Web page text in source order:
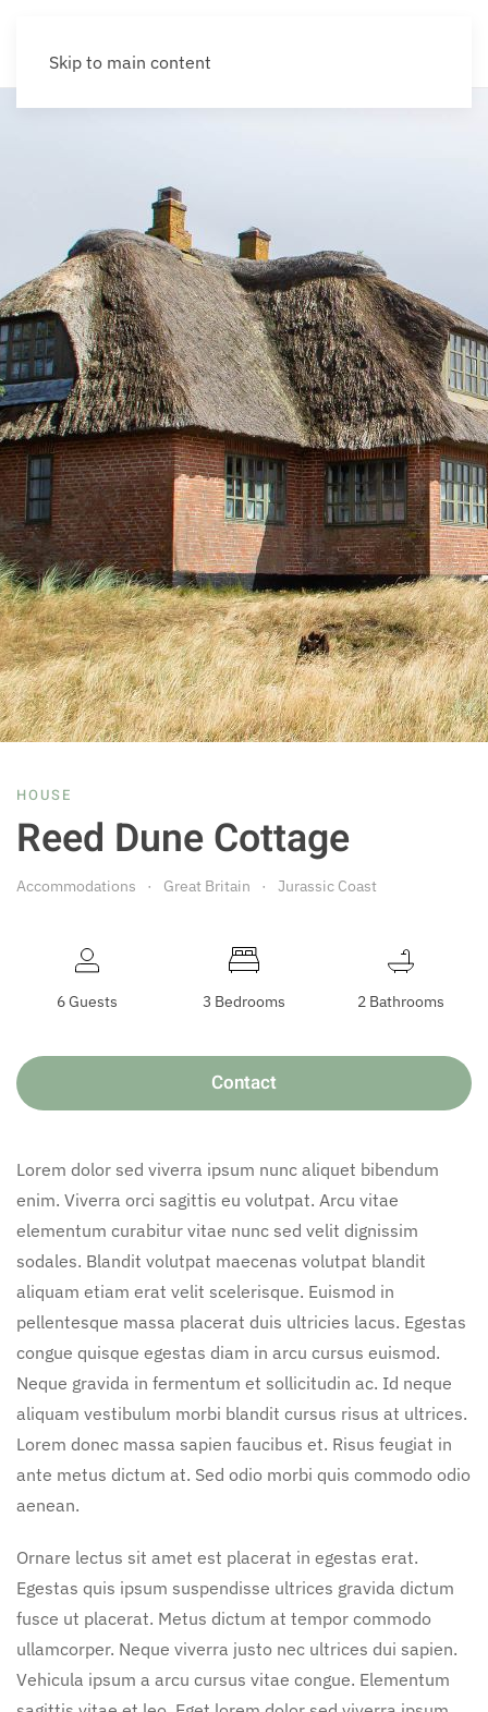
Skip to main content
HOUSE
Reed Dune Cottage
Accommodations Great Britain Jurassic Coast
6 Guests 3 Bedrooms 2 Bathrooms
Contact
Lorem dolor sed viverra ipsum nunc aliquet bibendum
enim. Viverra orci sagittis eu volutpat. Arcu vitae
elementum curabitur vitae nunc sed velit dignissim
sodales. Blandit volutpat maecenas volutpat blandit
aliquam etiam erat velit scelerisque. Euismod in
pellentesque massa placerat duis ultricies lacus. Egestas
congue quisque egestas diam in arcu cursus euismod.
Neque gravida in fermentum et sollicitudin ac. Id neque
aliquam vestibulum morbi blandit cursus risus at ultrices.
Lorem donec massa sapien faucibus et. Risus feugiat in
ante metus dictum at. Sed odio morbi quis commodo odio
aenean.
Ornare lectus sit amet est placerat in egestas erat.
Egestas quis ipsum suspendisse ultrices gravida dictum
fusce ut placerat. Metus dictum at tempor commodo
ullamcorper. Neque viverra justo nec ultrices dui sapien.
Vehicula ipsum a arcu cursus vitae congue. Elementum